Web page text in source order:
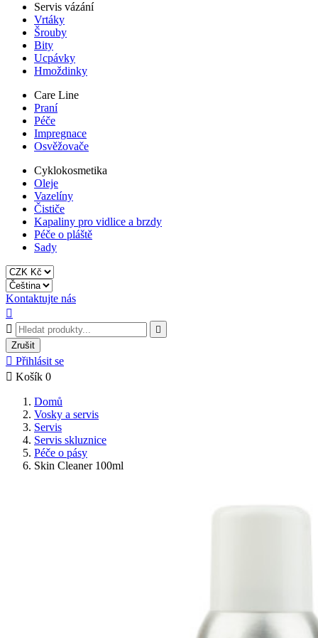
Servis vázání
Vrtáky
Šrouby
Bity
Ucpávky
Hmoždinky
Care Line
Praní
Péče
Impregnace
Osvěžovače
Cyklokosmetika
Oleje
Vazelíny
Čističe
Kapaliny pro vidlice a brzdy
Péče o pláště
Sady
Kontaktujte nás



Zrušit
 Přihlásit se
 Košík 0
Domů
Vosky a servis
Servis
Servis skluznice
Péče o pásy
Skin Cleaner 100ml